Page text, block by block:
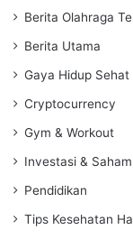
Berita Olahraga
Berita Utama
Gaya Hidup Sehat
Cryptocurrency
Gym & Workout
Investasi & Saham
Pendidikan
Tips Kesehatan